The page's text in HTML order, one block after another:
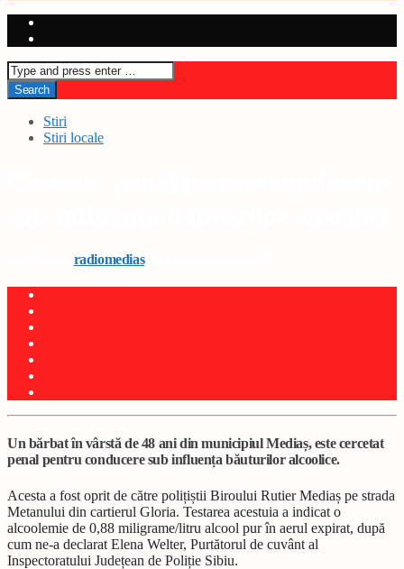
Stiri
Stiri locale
radiomediason 19 septembrie 2022
Un bărbat în vârstă de 48 ani din municipiul Mediaș, este cercetat
penal pentru conducere sub influența băuturilor alcoolice.
Acesta a fost oprit de către polițiștii Biroului Rutier Mediaș pe strada
Metanului din cartierul Gloria. Testarea acestuia a indicat o
alcoolemie de 0,88 miligrame/litru alcool pur în aerul expirat, după
cum ne-a declarat Elena Welter, Purtătorul de cuvânt al
Inspectoratului Județean de Poliție Sibiu.